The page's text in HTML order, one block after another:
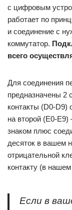
с цифровым
работает по
и соединение с
коммутатор.
всего
Для соединения
предназначены
контакты (D0-D9)
на второй (Е0-
знаком плюс
десяток в вашем
отрицательной
контакту (в
Если в